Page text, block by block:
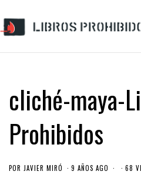
cliché-maya-
Prohibidos
POR JAVIER MIRÓ 9 AÑOS AGO 68